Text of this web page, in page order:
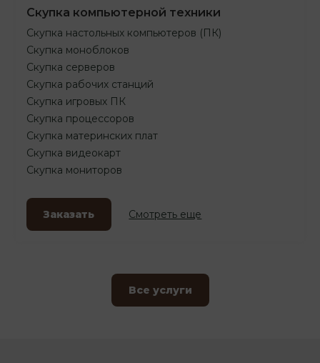
Скупка компьютерной техники
Скупка настольных компьютеров (ПК)
Скупка моноблоков
Скупка серверов
Скупка рабочих станций
Скупка игровых ПК
Скупка процессоров
Скупка материнских плат
Скупка видеокарт
Скупка мониторов
Заказать Смотреть еще
Все услуги